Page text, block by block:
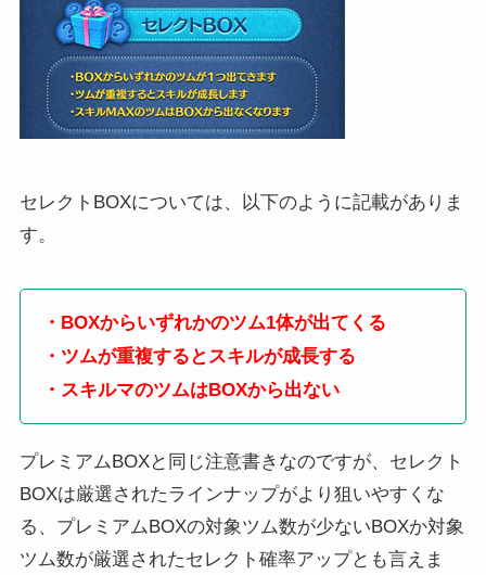
セレクトBOXについては、以下のように記載がありま
す。
・BOXからいずれかのツム1体が出てくる
・ツムが重複するとスキルが成長する
・スキルマのツムはBOXから出ない
プレミアムBOXと同じ注意書きなのですが、セレクト
BOXは厳選されたラインナップがより狙いやすくな
る、プレミアムBOXの対象ツム数が少ないBOXか対象
ツム数が厳選されたセレクト確率アップとも言えま